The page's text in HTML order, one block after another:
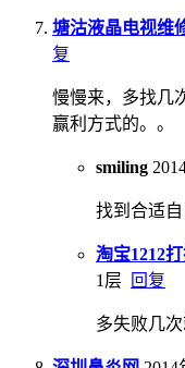
塘沽液晶电视维
复
慢慢来，多找几
赢利方式的。。
smiling
找到合适自
淘宝1212
1层
回复
多失败几